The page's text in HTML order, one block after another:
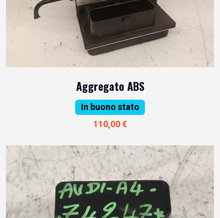
Aggregato ABS
In buono stato
110,00 €